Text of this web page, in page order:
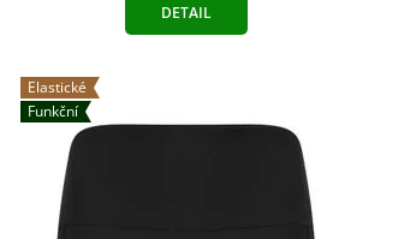
DETAIL
Elastické
Funkční